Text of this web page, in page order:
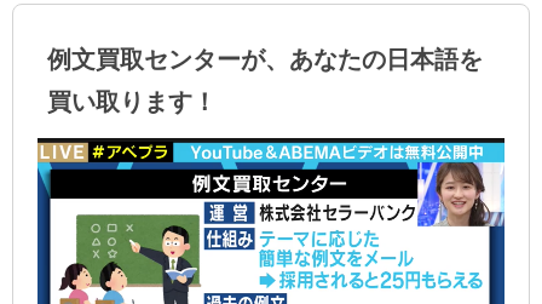
例文買取センターが、あなたの日本語を
買い取ります！